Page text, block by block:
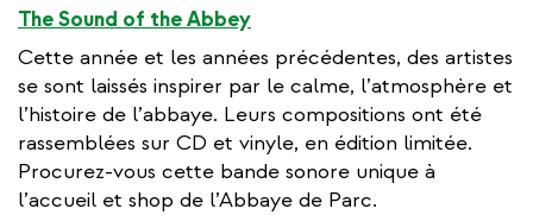
The Sound of the Abbey
Cette année et les années précédentes, des artistes
se sont laissés inspirer par le calme, l’atmosphère et
l’histoire de l’abbaye. Leurs compositions ont été
rassemblées sur CD et vinyle, en édition limitée.
Procurez-vous cette bande sonore unique à
l’accueil et shop de l’Abbaye de Parc.